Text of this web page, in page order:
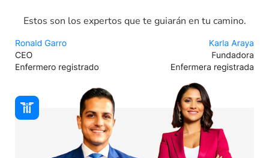
Estos son los expertos que te guiarán en tu camino.